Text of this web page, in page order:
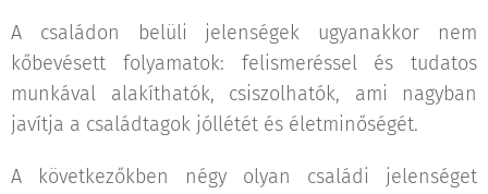
A családon belüli jelenségek ugyanakkor nem
kőbevésett folyamatok: felismeréssel és tudatos
munkával alakíthatók, csiszolhatók, ami nagyban
javítja a családtagok jóllétét és életminőségét.
A következőkben négy olyan családi jelenséget